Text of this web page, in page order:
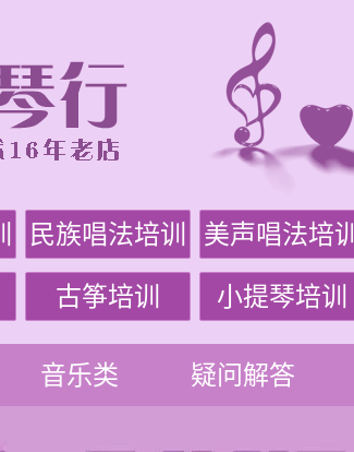
民族唱法培训 美声唱法培训
古筝培训 小提琴培训
音乐类 疑问解答